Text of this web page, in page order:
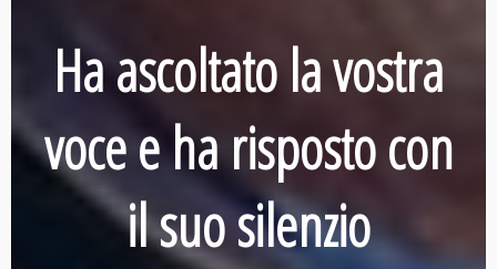
Ha ascoltato la vostra
voce e ha risposto con
il suo silenzio